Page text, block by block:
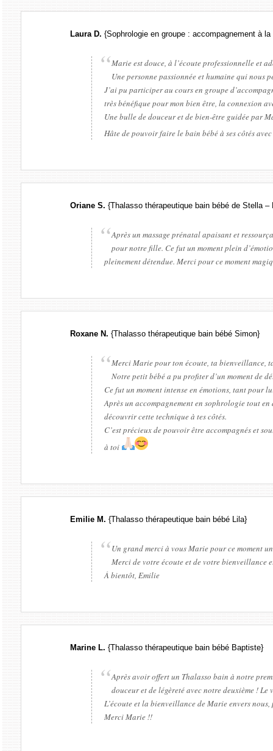
Laura D. {Sophrologie en groupe : accompagnement à
Marie est douce, à l’écoute professionnelle et
Une personne passionnée et humaine qui nous
J’ai pu participer au cours en groupe
très bénéfique pour mon bien être, la connexion
Une bulle de douceur et de bien-être guidée par
Hâte de pouvoir faire le bain bébé à ses côtés
Oriane S. {Thalasso thérapeutique bain bébé de Stella –
Après un massage prénatal apaisant et
pour notre fille. Ce fut un moment plein
pleinement détendue. Merci pour ce moment
Roxane N. {Thalasso thérapeutique bain bébé Simon}
Merci Marie pour ton écoute, ta bienveillance,
Notre petit bébé a pu profiter d’un moment de
Ce fut un moment intense en émotions, tant pour
Après un accompagnement en sophrologie tout
découvrir cette technique à tes côtés.
C’est précieux de pouvoir être accompagnés et
à toi
Emilie M. {Thalasso thérapeutique bain bébé Lila}
Un grand merci à vous Marie pour ce moment
Merci de votre écoute et de votre
À bientôt, Emilie
Marine L. {Thalasso thérapeutique bain bébé Baptiste}
Après avoir offert un Thalasso bain à notre
douceur et de légèreté avec notre deuxième !
L’écoute et la bienveillance de Marie envers
Merci Marie !!